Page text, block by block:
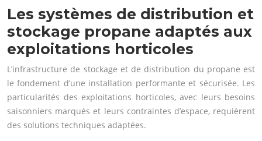
Les systèmes de distribution et
stockage propane adaptés aux
exploitations horticoles
L’infrastructure de stockage et de distribution du propane est
le fondement d’une installation performante et sécurisée. Les
particularités des exploitations horticoles, avec leurs besoins
saisonniers marqués et leurs contraintes d’espace, requièrent
des solutions techniques adaptées.